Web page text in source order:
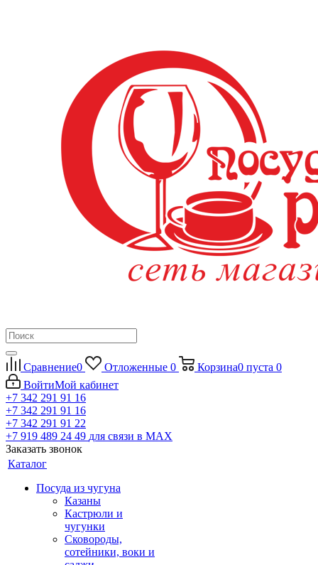
Сравнение0 Отложенные 0 Корзина0 пуста 0
ВойтиМой кабинет
+7 342 291 91 16
+7 342 291 91 16
+7 342 291 91 22
+7 919 489 24 49 для связи в МАХ
Заказать звонок
Каталог
Посуда из чугуна
Казаны
Кастрюли и
чугунки
Сковороды,
сотейники, воки и